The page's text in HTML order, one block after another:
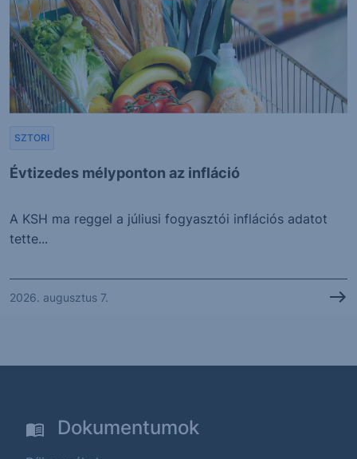
Évtizedes mélyponton az infláció
SZTORI
A KSH ma reggel a júliusi fogyasztói inflációs adatot
tette...
2026. augusztus 7.
Dokumentumok